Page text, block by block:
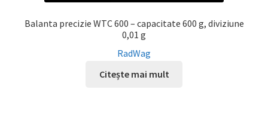
Balanta precizie WTC 600 – capacitate 600 g, diviziune
0,01 g
RadWag
Citește mai mult